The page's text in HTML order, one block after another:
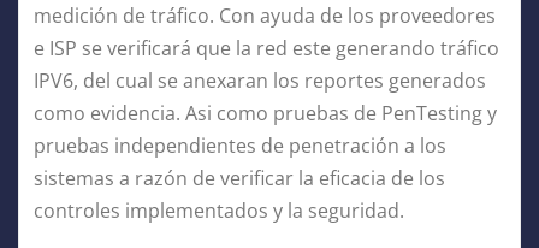
medición de tráfico. Con ayuda de los proveedores
e ISP se verificará que la red este generando tráfico
IPV6, del cual se anexaran los reportes generados
como evidencia. Asi como pruebas de PenTesting y
pruebas independientes de penetración a los
sistemas a razón de verificar la eficacia de los
controles implementados y la seguridad.